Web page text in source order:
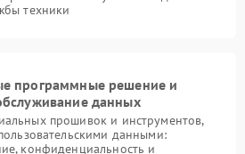
техники
программные решение и
данных
прошивок и инструментов,
данными:
конфиденциальность и